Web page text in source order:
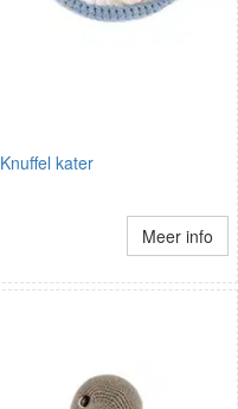
Knuffel kater
Meer info